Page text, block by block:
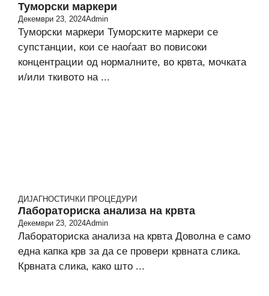
Туморски маркери
Декември 23, 2024Admin
Туморски маркери Туморските маркери се
супстанции, кои се наоѓаат во повисоки
концентрации од нормалните, во крвта, мочката
и/или ткивото на ...
ДИЈАГНОСТИЧКИ ПРОЦЕДУРИ
Лабораториска анализа на крвта
Декември 23, 2024Admin
Лабораториска анализа на крвта Доволна е само
една капка крв за да се провери крвната слика.
Крвната слика, како што ...